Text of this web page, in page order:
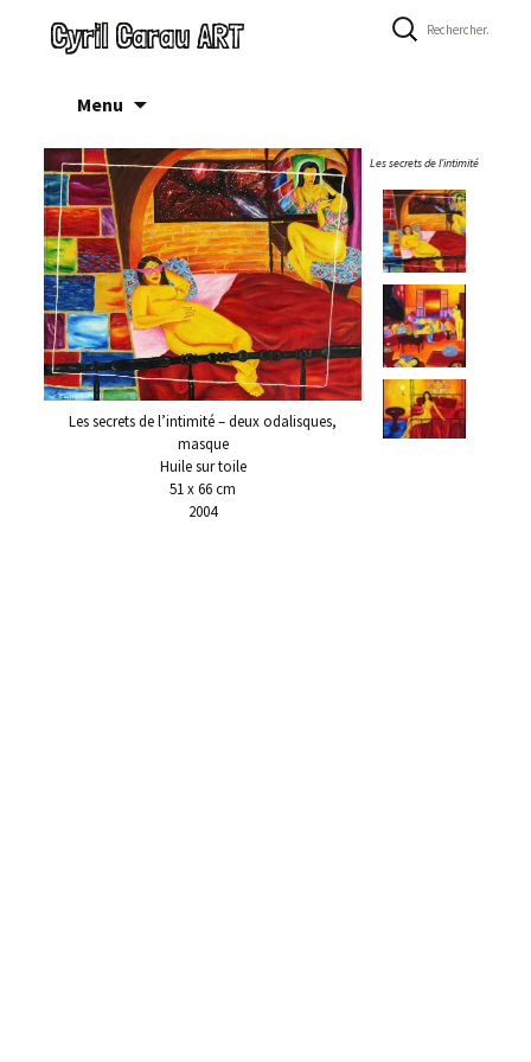
Cyril Carau ART Rechercher :
Menu
contenu
Les secrets de l’intimité – deux odalisques,
masque
Huile sur toile
51 x 66 cm
2004
Les secrets de l'intimité